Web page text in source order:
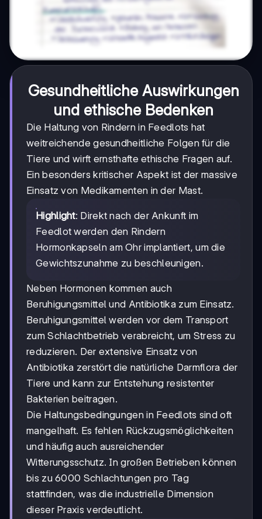
Gesundheitliche Auswirkungen
und ethische Bedenken
Die Haltung von Rindern in Feedlots hat
weitreichende gesundheitliche Folgen für die
Tiere und wirft ernsthafte ethische Fragen auf.
Ein besonders kritischer Aspekt ist der massive
Einsatz von Medikamenten in der Mast.
Highlight: Direkt nach der Ankunft im
Feedlot werden den Rindern
Hormonkapseln am Ohr implantiert, um die
Gewichtszunahme zu beschleunigen.
Neben Hormonen kommen auch
Beruhigungsmittel und Antibiotika zum Einsatz.
Beruhigungsmittel werden vor dem Transport
zum Schlachtbetrieb verabreicht, um Stress zu
reduzieren. Der extensive Einsatz von
Antibiotika zerstört die natürliche Darmflora der
Tiere und kann zur Entstehung resistenter
Bakterien beitragen.
Die Haltungsbedingungen in Feedlots sind oft
mangelhaft. Es fehlen Rückzugsmöglichkeiten
und häufig auch ausreichender
Witterungsschutz. In großen Betrieben können
bis zu 6000 Schlachtungen pro Tag
stattfinden, was die industrielle Dimension
dieser Praxis verdeutlicht.